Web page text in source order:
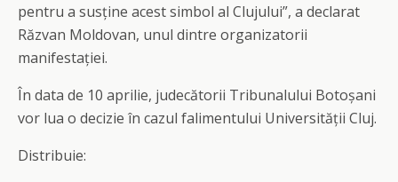
pentru a susține acest simbol al Clujului”, a declarat
Răzvan Moldovan, unul dintre organizatorii
manifestației.
În data de 10 aprilie, judecătorii Tribunalului Botoșani
vor lua o decizie în cazul falimentului Universității Cluj.
Distribuie: